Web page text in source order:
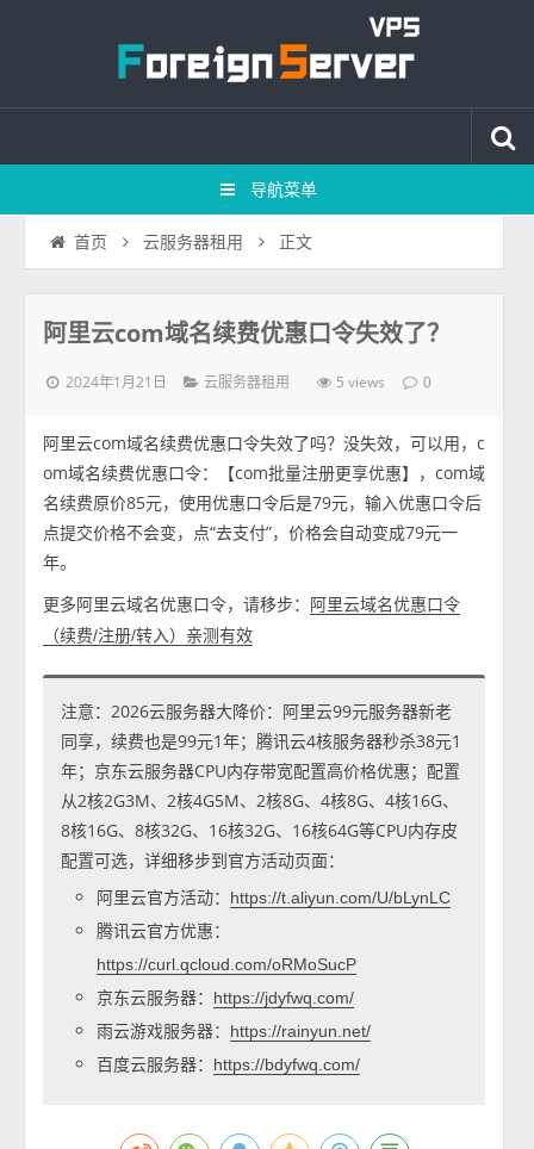
导航菜单
首页 云服务器租用 正文
阿里云com域名续费优惠口令失效了？
2024年1月21日 云服务器租用 5 views 0
阿里云com域名续费优惠口令失效了吗？没失效，可以用，c
om域名续费优惠口令：【com批量注册更享优惠】，com域
名续费原价85元，使用优惠口令后是79元，输入优惠口令后
点提交价格不会变，点“去支付”，价格会自动变成79元一
年。
更多阿里云域名优惠口令，请移步：
阿里云域名优惠口令
（续费/注册/转入）亲测有效
注意：2026云服务器大降价：阿里云99元服务器新老
同享，续费也是99元1年；腾讯云4核服务器秒杀38元1
年；京东云服务器CPU内存带宽配置高价格优惠；配置
从2核2G3M、2核4G5M、2核8G、4核8G、4核16G、
8核16G、8核32G、16核32G、16核64G等CPU内存皮
配置可选，详细移步到官方活动页面：
阿里云官方活动：
https://t.aliyun.com/U/bLynLC
腾讯云官方优惠：
https://curl.qcloud.com/oRMoSucP
京东云服务器： https://jdyfwq.com/
雨云游戏服务器： https://rainyun.net/
百度云服务器： https://bdyfwq.com/